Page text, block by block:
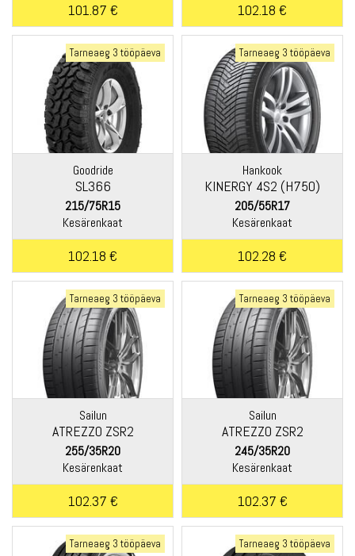
101.87 € 102.18 €
Tarneaeg 3 tööpäeva
Goodride
SL366
215/75R15
Kesärenkaat
102.18 €
Tarneaeg 3 tööpäeva
Hankook
KINERGY 4S2 (H750)
205/55R17
Kesärenkaat
102.28 €
Tarneaeg 3 tööpäeva
Sailun
ATREZZO ZSR2
255/35R20
Kesärenkaat
102.37 €
Tarneaeg 3 tööpäeva
Sailun
ATREZZO ZSR2
245/35R20
Kesärenkaat
102.37 €
Tarneaeg 3 tööpäeva Tarneaeg 3 tööpäeva